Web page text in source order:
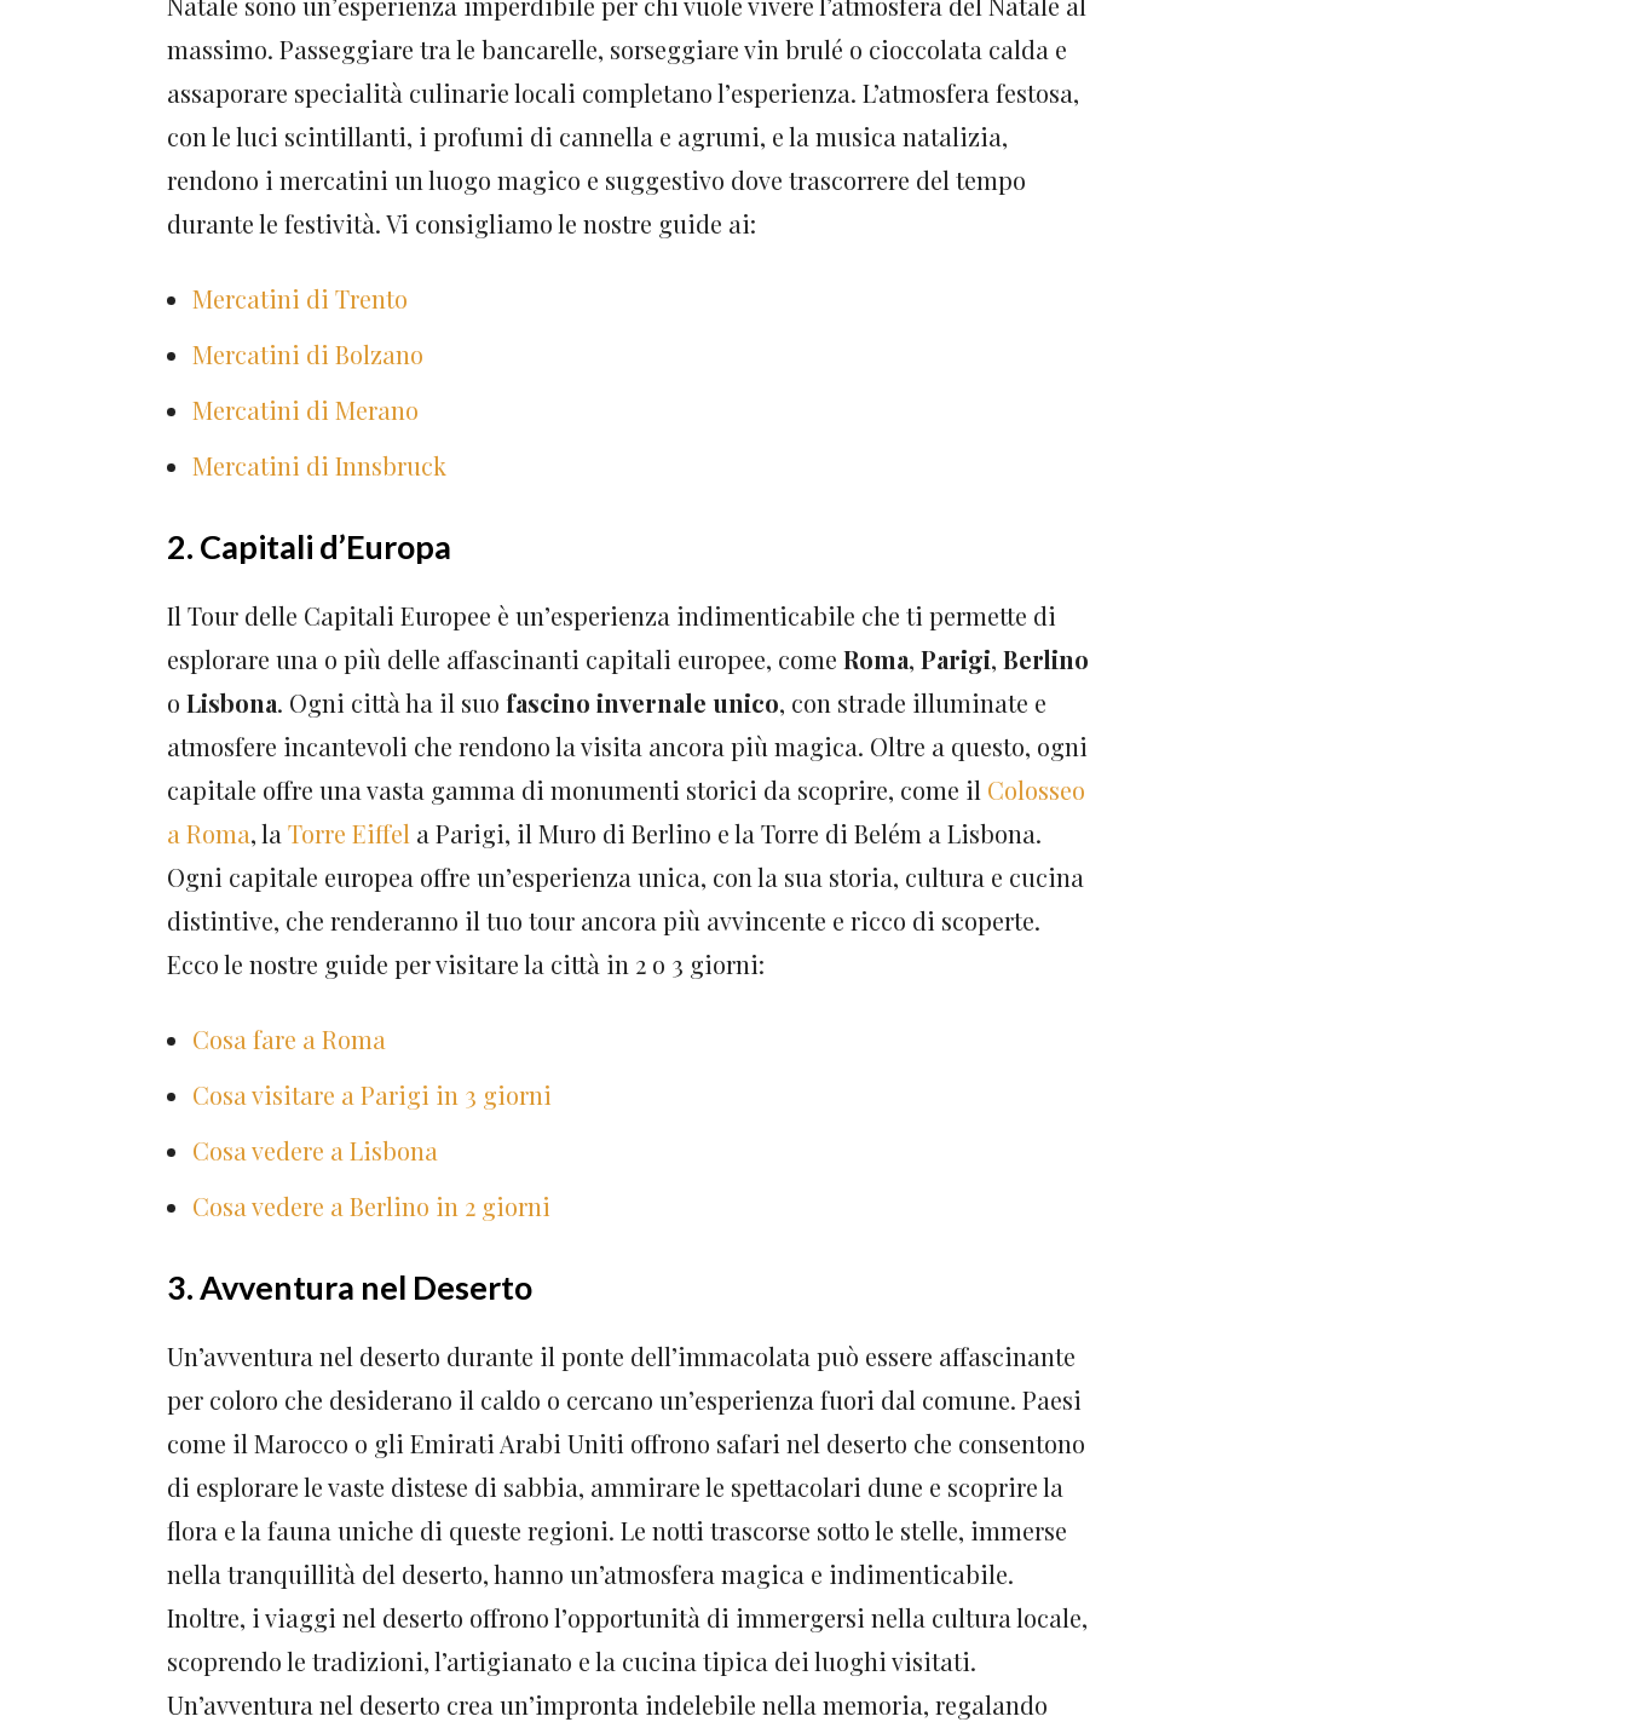
massimo. Passeggiare tra le bancarelle, sorseggiare vin brulé o cioccolata calda e
assaporare specialità culinarie locali completano l’esperienza. L’atmosfera festosa,
con le luci scintillanti, i profumi di cannella e agrumi, e la musica natalizia,
rendono i mercatini un luogo magico e suggestivo dove trascorrere del tempo
durante le festività. Vi consigliamo le nostre guide ai:
Mercatini di Trento
Mercatini di Bolzano
Mercatini di Merano
Mercatini di Innsbruck
2. Capitali d’Europa
Il Tour delle Capitali Europee è un’esperienza indimenticabile che ti permette di
esplorare una o più delle affascinanti capitali europee, come Roma, Parigi, Berlino
o Lisbona. Ogni città ha il suo fascino invernale unico, con strade illuminate e
atmosfere incantevoli che rendono la visita ancora più magica. Oltre a questo, ogni
capitale offre una vasta gamma di monumenti storici da scoprire, come il Colosseo
a Roma, la Torre Eiffel a Parigi, il Muro di Berlino e la Torre di Belém a Lisbona.
Ogni capitale europea offre un’esperienza unica, con la sua storia, cultura e cucina
distintive, che renderanno il tuo tour ancora più avvincente e ricco di scoperte.
Ecco le nostre guide per visitare la città in 2 o 3 giorni:
Cosa fare a Roma
Cosa visitare a Parigi in 3 giorni
Cosa vedere a Lisbona
Cosa vedere a Berlino in 2 giorni
3. Avventura nel Deserto
Un’avventura nel deserto durante il ponte dell’immacolata può essere affascinante
per coloro che desiderano il caldo o cercano un’esperienza fuori dal comune. Paesi
come il Marocco o gli Emirati Arabi Uniti offrono safari nel deserto che consentono
di esplorare le vaste distese di sabbia, ammirare le spettacolari dune e scoprire la
flora e la fauna uniche di queste regioni. Le notti trascorse sotto le stelle, immerse
nella tranquillità del deserto, hanno un’atmosfera magica e indimenticabile.
Inoltre, i viaggi nel deserto offrono l’opportunità di immergersi nella cultura locale,
scoprendo le tradizioni, l’artigianato e la cucina tipica dei luoghi visitati.
Un’avventura nel deserto crea un’impronta indelebile nella memoria, regalando